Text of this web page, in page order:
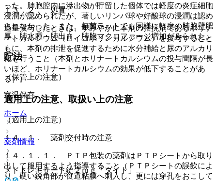
った。肺胞腔内に滲出物が貯留した個体では軽度の炎症細胞
浸潤が認められたが、著しいリンパ球や好酸球の浸潤は認め
られなかった。また、無菌ラットでも同様に軽度の肺胞壁肥
厚、肺水腫・肺出血、肺胞マクロファージ増加がみられた。
貯法
（保管上の注意）
室温保存。
ホーム
薬剤情報
メトトレキサート錠２ｍｇ「ダイト」
１３．２． 処置
過量投与したときは、すみやかに本剤の拮抗剤であるホリナ
ートカルシウム（ロイコボリンカルシウム）を投与するとと
もに、本剤の排泄を促進するために水分補給と尿のアルカリ
化を行うこと（本剤とホリナートカルシウムの投与間隔が長
いほど、ホリナートカルシウムの効果が低下することがあ
る）。
適用上の注意、取扱い上の注意
（適用上の注意）
１４．１． 薬剤交付時の注意
１４．１．１． ＰＴＰ包装の薬剤はＰＴＰシートから取り
出して服用するよう指導すること（ＰＴＰシートの誤飲によ
り、硬い鋭角部が食道粘膜へ刺入し、更には穿孔をおこして